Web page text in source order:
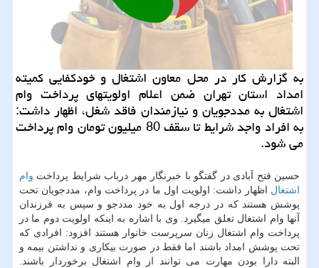
به گزارش كار در محل معاون اشتغال و خودكفایی كمیته
امداد استان تهران ضمن اعلام اولویتهای پرداخت وام
اشتغال به مددجویان و نیازمندان فاقد شغل، اظهار داشت:
به افراد واجد شرایط تا سقف 80 میلیون تومان وام پرداخت
می شود.
حسین فتح آبادی در گفتگو با خبرنگار مهر درباب شرایط پرداخت وام
اشتغال اظهار داشت: اولویت اول ما در پرداخت وام، مددجویان تحت
پوشش هستند كه در درجه اول به خود مددجو و سپس به فرزندان
آنها وام اشتغال تعلق میگیرد. وی با اشاره به اینكه اولویت دوم ما در
پرداخت وام اشتغال زنان سرپرست خانوار هستند افزود: افرادی كه
تحت پوشش امداد باشند اما فقط در صورت بیكاری و نداشتن بیمه و
البته دارا بودن مهارت می توانند از وام اشتغال برخوردار باشند.